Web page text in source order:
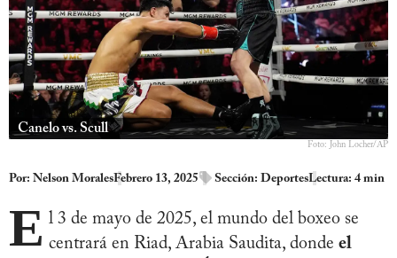
Canelo vs. Scull
Foto: John Locher/AP
Por: Nelson MoralesFebrero 13, 2025 Sección: DeportesLectura: 4 min
E l 3 de mayo de 2025, el mundo del boxeo se
centrará en Riad, Arabia Saudita, donde el